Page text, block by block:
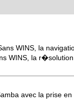
WINS, la
WINS, la
avec la prise